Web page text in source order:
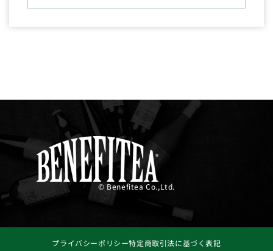
© Benefitea Co.,Ltd.
プライバシーポリシー特定商取引法に基づく表記